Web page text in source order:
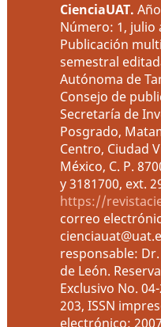
CienciaUAT.
Número: 1, julio
Publicación
semestral
Autónoma de
Consejo de
Secretaría de
Posgrado,
Centro, Ciudad
México, C. P.
y 3181700, ext.
https://
correo
responsable:
de León.
Exclusivo No.
203, ISSN
electrónico: